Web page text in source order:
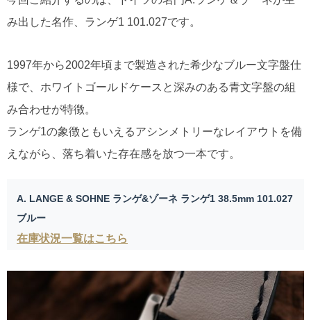
み出した名作、ランゲ1 101.027です。
1997年から2002年頃まで製造された希少なブルー文字盤仕
様で、ホワイトゴールドケースと深みのある青文字盤の組
み合わせが特徴。
ランゲ1の象徴ともいえるアシンメトリーなレイアウトを備
えながら、落ち着いた存在感を放つ一本です。
A. LANGE & SOHNE ランゲ&ゾーネ ランゲ1 38.5mm 101.027
ブルー
在庫状況一覧はこちら